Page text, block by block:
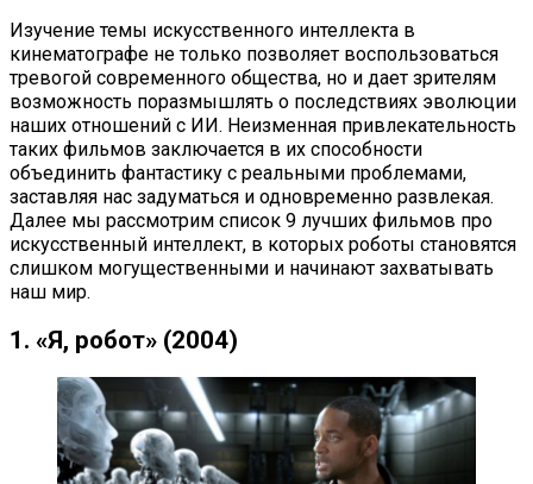
Изучение темы искусственного интеллекта в
кинематографе не только позволяет воспользоваться
тревогой современного общества, но и дает зрителям
возможность поразмышлять о последствиях эволюции
наших отношений с ИИ. Неизменная привлекательность
таких фильмов заключается в их способности
объединить фантастику с реальными проблемами,
заставляя нас задуматься и одновременно развлекая.
Далее мы рассмотрим список 9 лучших фильмов про
искусственный интеллект, в которых роботы становятся
слишком могущественными и начинают захватывать
наш мир.
1. «Я, робот» (2004)